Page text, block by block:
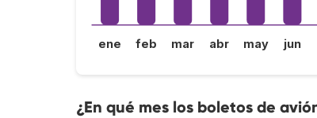
ene feb mar abr may jun
¿En qué mes los boletos de